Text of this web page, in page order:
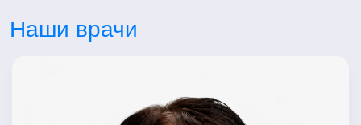
Наши врачи